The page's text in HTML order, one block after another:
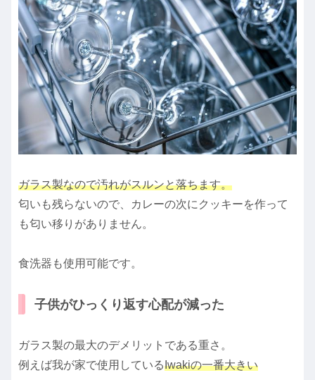
ガラス製なので汚れがスルンと落ちます。
匂いも残らないので、カレーの次にクッキーを作って
も匂い移りがありません。
食洗器も使用可能です。
子供がひっくり返す心配が減った
ガラス製の最大のデメリットである重さ。
例えば我が家で使用しているIwakiの一番大きい